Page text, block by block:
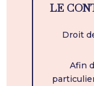
LE
Droit
Afin